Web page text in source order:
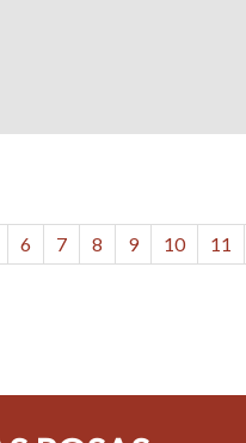
6 7 8 9 10 11